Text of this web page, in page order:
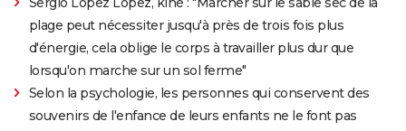
plage peut nécessiter jusqu'à près de trois fois plus
d'énergie, cela oblige le corps à travailler plus dur que
lorsqu'on marche sur un sol ferme"
Selon la psychologie, les personnes qui conservent des
souvenirs de l'enfance de leurs enfants ne le font pas